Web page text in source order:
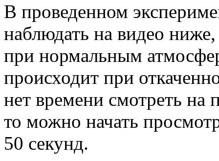
В проведенном
наблюдать на видео
при нормальным
происходит при
нет времени смотреть на
то можно начать
50 секунд.